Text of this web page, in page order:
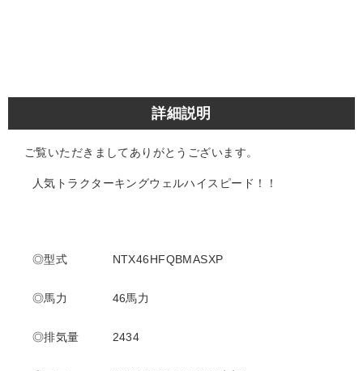
詳細説明
ご覧いただきましてありがとうございます。
人気トラクターキングウェルハイスピード！！
◎型式 NTX46HFQBMASXP
◎馬力 46馬力
◎排気量 2434